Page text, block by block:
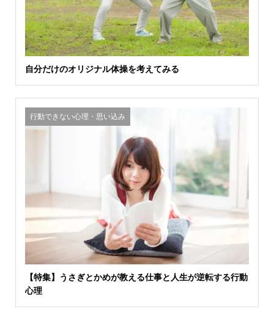
自分だけのオリジナル体操を考えてみる
行動できない心理・思い込み
【特集】うさぎとかめが教える仕事と人生が逆転する行動
心理